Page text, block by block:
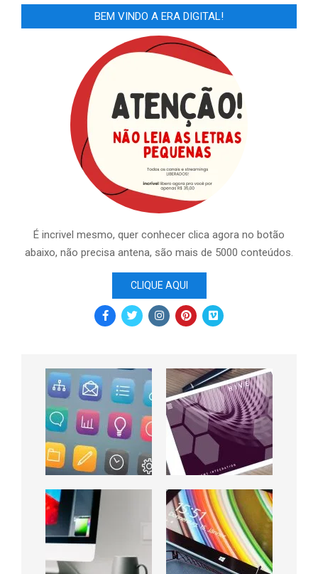
BEM VINDO A ERA DIGITAL!
É incrivel mesmo, quer conhecer clica agora no botão
abaixo, não precisa antena, são mais de 5000 conteúdos.
CLIQUE AQUI